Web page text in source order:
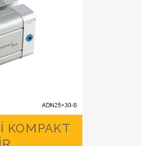
KOMPAKT